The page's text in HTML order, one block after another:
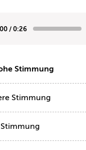
/ 0:26
Stimmung
Stimmung
Stimmung